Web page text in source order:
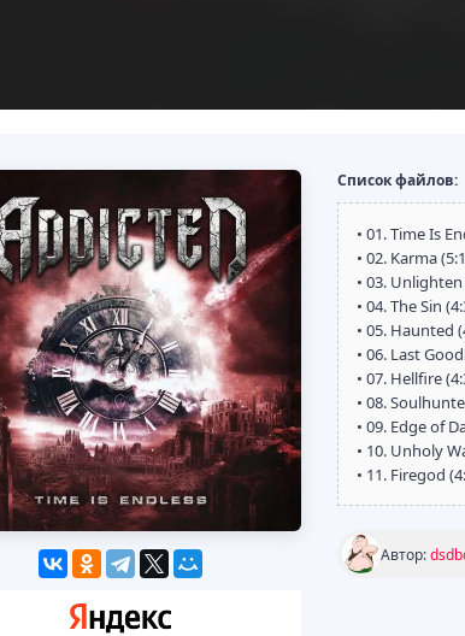
Список файлов:
• 01. Time Is
• 02. Karma
• 03.
• 04. The Sin
• 05. Haunted
• 06. Last
• 07. Hellfire
• 08.
• 09. Edge of
• 10. Unholy
• 11. Firegod
Автор: